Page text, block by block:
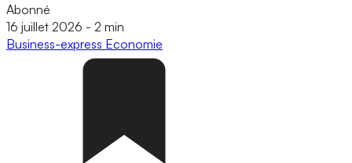
Abonné
16 juillet 2026 - 2 min
Business-express Economie